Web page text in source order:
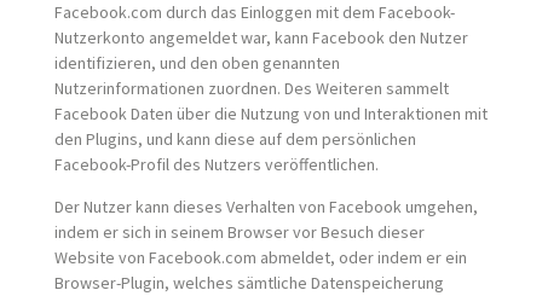
Facebook.com durch das Einloggen mit dem Facebook-
Nutzerkonto angemeldet war, kann Facebook den Nutzer
identifizieren, und den oben genannten
Nutzerinformationen zuordnen. Des Weiteren sammelt
Facebook Daten über die Nutzung von und Interaktionen mit
den Plugins, und kann diese auf dem persönlichen
Facebook-Profil des Nutzers veröffentlichen.
Der Nutzer kann dieses Verhalten von Facebook umgehen,
indem er sich in seinem Browser vor Besuch dieser
Website von Facebook.com abmeldet, oder indem er ein
Browser-Plugin, welches sämtliche Datenspeicherung